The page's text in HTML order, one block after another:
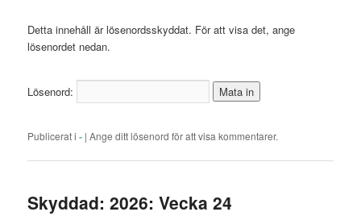
Detta innehåll är lösenordsskyddat. För att visa det, ange
lösenordet nedan.
Lösenord:
Publicerat i - |Ange ditt lösenord för att visa kommentarer.
Skyddad: 2026: Vecka 24